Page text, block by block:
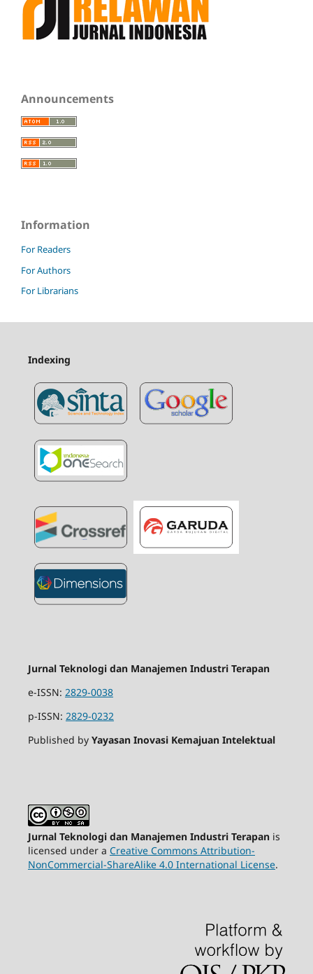
Announcements
Information
For Readers
For Authors
For Librarians
Indexing
Jurnal Teknologi dan Manajemen Industri Terapan
e-ISSN: 2829-0038
p-ISSN: 2829-0232
Published by Yayasan Inovasi Kemajuan Intelektual
Jurnal Teknologi dan Manajemen Industri Terapanis
licensed under a Creative Commons Attribution-
NonCommercial-ShareAlike 4.0 International License.